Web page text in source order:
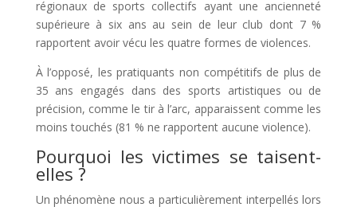
régionaux de sports collectifs ayant une ancienneté
supérieure à six ans au sein de leur club dont 7 %
rapportent avoir vécu les quatre formes de violences.
À l’opposé, les pratiquants non compétitifs de plus de
35 ans engagés dans des sports artistiques ou de
précision, comme le tir à l’arc, apparaissent comme les
moins touchés (81 % ne rapportent aucune violence).
Pourquoi les victimes se taisent-
elles ?
Un phénomène nous a particulièrement interpellés lors